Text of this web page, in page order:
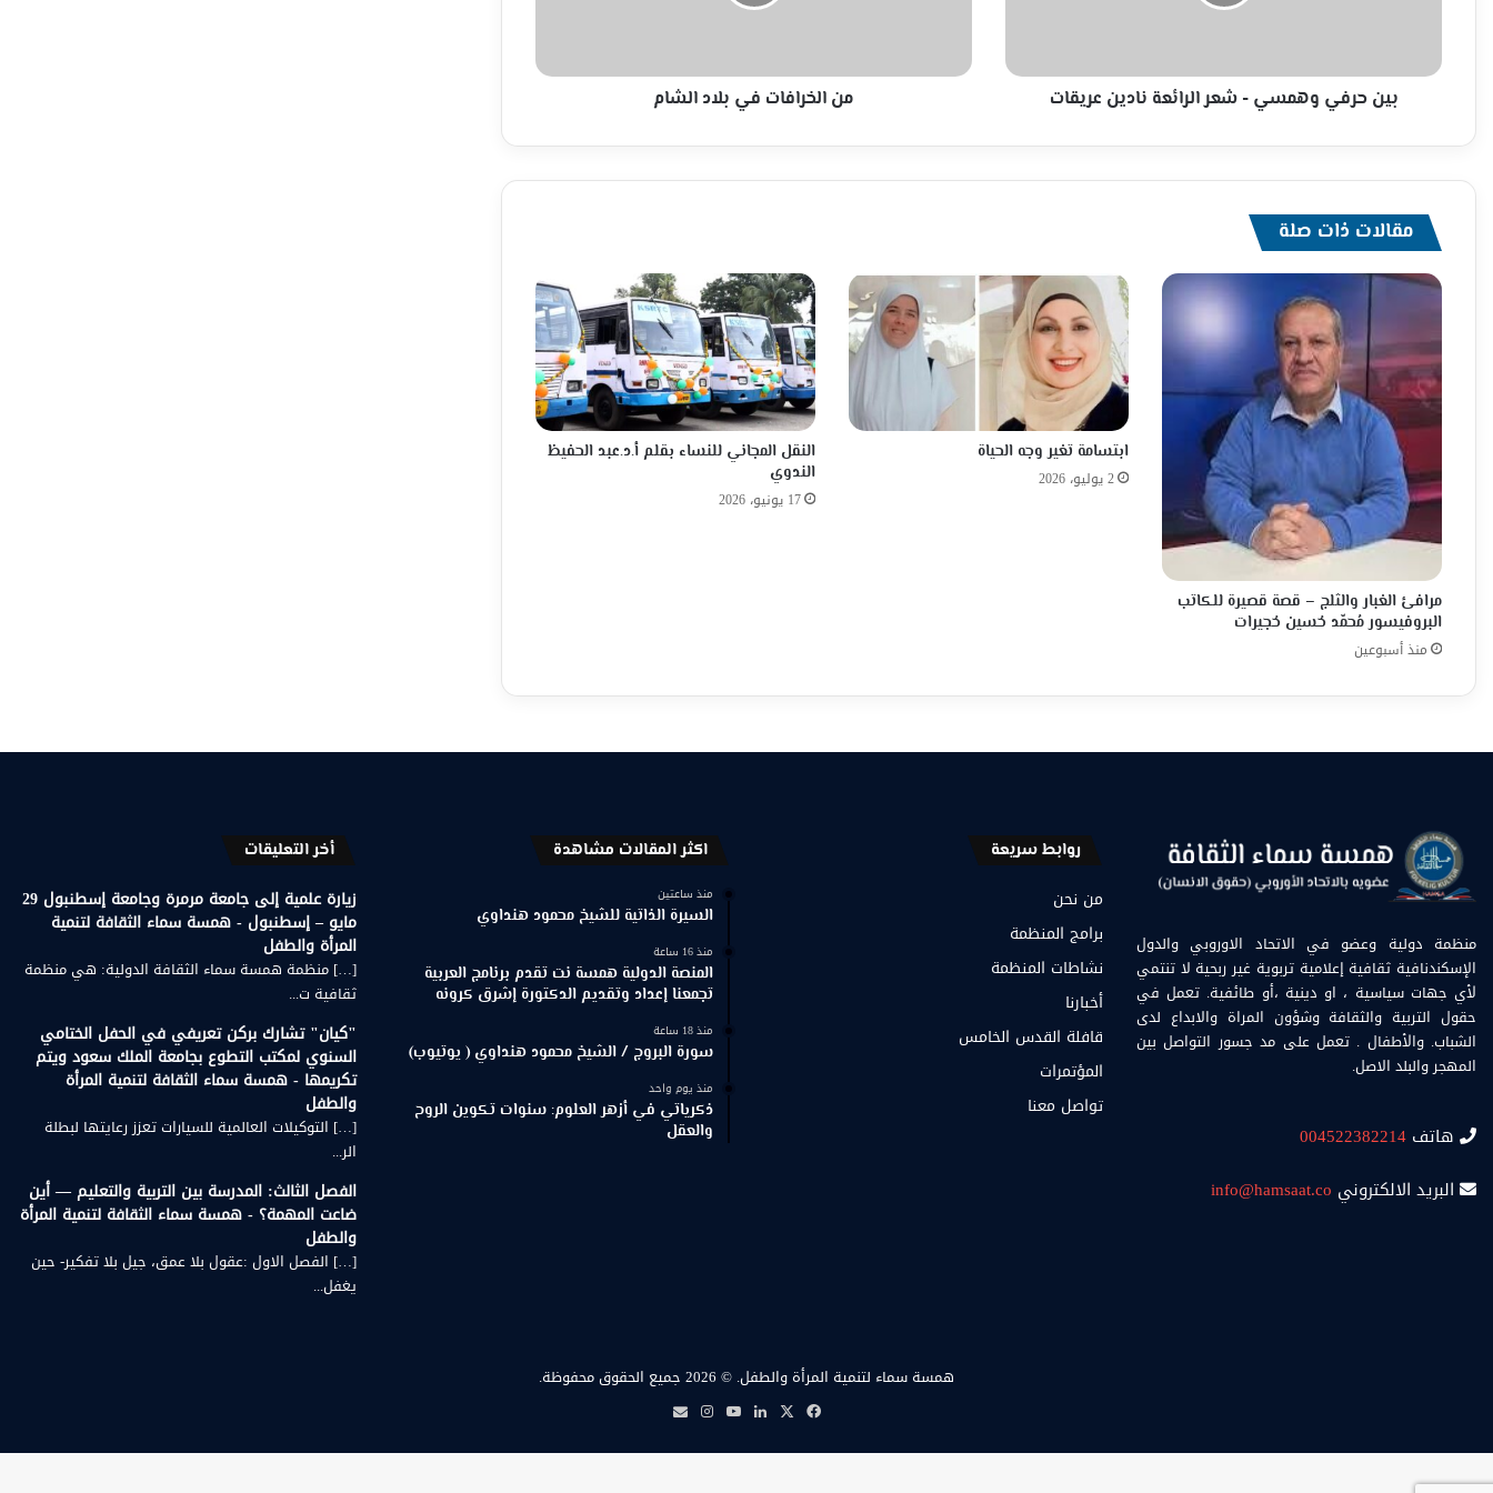
بين حرفي وهمسي - شعر الرائعة نادين عريقات
من الخرافات في بلاد الشام
مقالات ذات صلة
مرافئ الغبار والثلج – قصة قصيرة للكاتب
البروفيسور مُحمّد حُسين حُجيرات
منذ أسبوعين
ابتسامة تغير وجه الحياة
2 يوليو، 2026
النقل المجاني للنساء بقلم أ.د.عبد الحفيظ
الندوي
17 يونيو، 2026
منظمة دولية وعضو في الاتحاد الاوروبي والدول
الإسكندنافية ثقافية إعلامية تربوية غير ربحية لا تنتمي
لأي جهات سياسية ، او دينية ،أو طائفية. تعمل في
حقول التربية والثقافة وشؤون المراة والابداع لدى
الشباب. والأطفال . تعمل على مد جسور التواصل بين
المهجر والبلد الاصل.
هاتف 004522382214
البريد الالكتروني info@hamsaat.co
روابط سريعة
من نحن
برامج المنظمة
نشاطات المنظمة
أخبارنا
قافلة القدس الخامس
المؤتمرات
تواصل معنا
اكثر المقالات مشاهدة
منذ ساعتين
السيرة الذاتية للشيخ محمود هنداوي
منذ 16 ساعة
المنصة الدولية همسة نت تقدم برنامج العربية
تجمعنا إعداد وتقديم الدكتورة إشرق كرونه
منذ 18 ساعة
سورة البروج / الشيخ محمود هنداوي ( يوتيوب)
منذ يوم واحد
ذكرياتي في أزهر العلوم: سنوات تكوين الروح
والعقل
أخر التعليقات
زيارة علمية إلى جامعة مرمرة وجامعة إسطنبول 29
مايو – إسطنبول - همسة سماء الثقافة لتنمية
المرأة والطفل
[…] منظمة همسة سماء الثقافة الدولية: هي منظمة
ثقافية ت...
"كيان" تشارك بركن تعريفي في الحفل الختامي
السنوي لمكتب التطوع بجامعة الملك سعود ويتم
تكريمها - همسة سماء الثقافة لتنمية المرأة
والطفل
[…] التوكيلات العالمية للسيارات تعزز رعايتها لبطلة
الر...
الفصل الثالث: المدرسة بين التربية والتعليم — أين
ضاعت المهمة؟ - همسة سماء الثقافة لتنمية المرأة
والطفل
[…] الفصل الاول :عقول بلا عمق، جيل بلا تفكير- حين
يغفل...
همسة سماء لتنمية المرأة والطفل. © 2026 جميع الحقوق محفوظة.
فيسبوكلينكدإن‫YouTube
انستقرام
بريد